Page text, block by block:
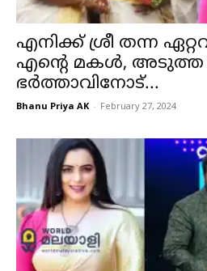
എനിക്ക് ശ്രീ തന്ന
എന്റെ മകള്‍, അടുത്ത
ഭര്‍ത്താവിനോട്...
Bhanu Priya AK - February 27, 2024